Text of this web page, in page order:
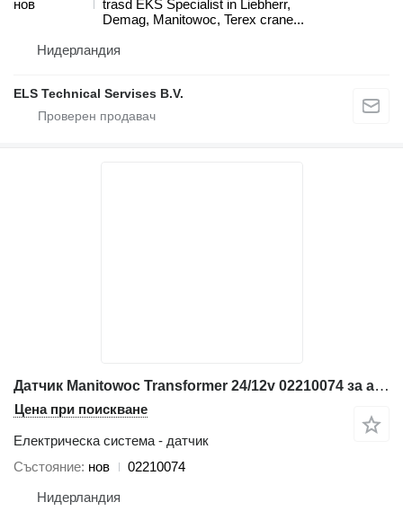
нов
trasd EKS Specialist in Liebherr,
Demag, Manitowoc, Terex crane...
Нидерландия
ELS Technical Servises B.V.
Датчик Manitowoc Transformer 24/12v 02210074 за автокран Grove GMK5160, GMK5200, Krupp-KMK6200
Цена при поискване
Електрическа система - датчик
Състояние нов
02210074
Нидерландия